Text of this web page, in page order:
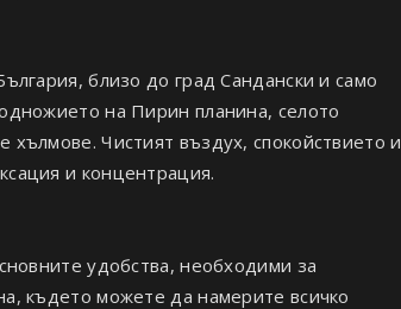
близо до град Сандански и само
на Пирин планина, селото
хълмове. Чистият въздух, спокойствието и
и концентрация.
удобства, необходими за
където можете да намерите всичко